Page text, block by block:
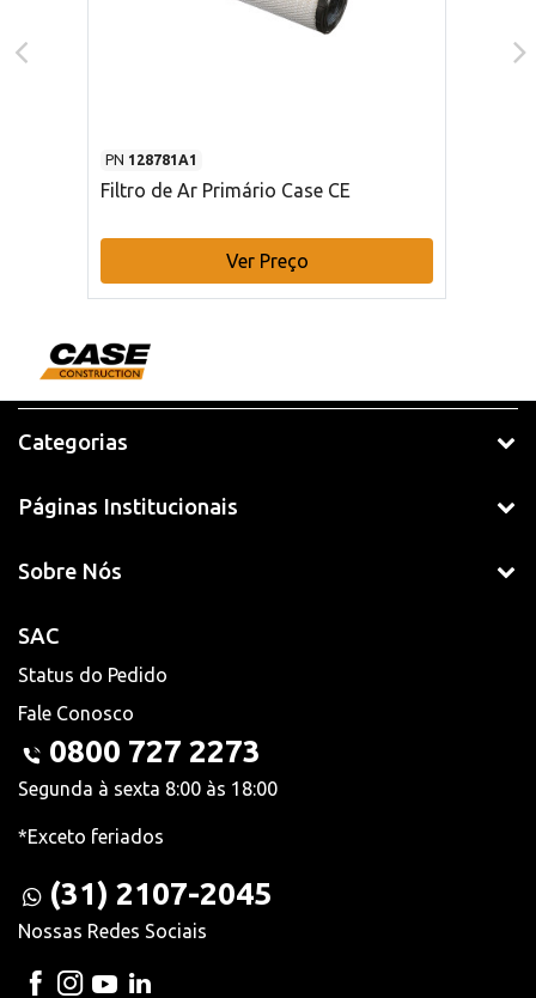
PN 128781A1
Filtro de Ar Primário Case CE
Ver Preço
Categorias
Páginas Institucionais
Sobre Nós
SAC
Status do Pedido
Fale Conosco
0800 727 2273
Segunda à sexta 8:00 às 18:00
*Exceto feriados
(31) 2107-2045
Nossas Redes Sociais